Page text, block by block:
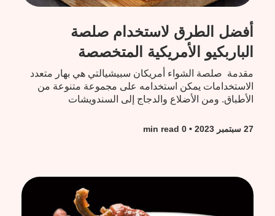
أفضل الطرق لاستخدام صلصة
الباربكيو الأمريكية المتخصصة
مقدمة صلصة الشواء أمريكان سبيشيالتي هي بهار متعدد
الاستخدامات يمكن استخدامه على مجموعة متنوعة من
الأطباق. ومن الأضلاع والدجاج إلى السندويشات
بالنكهة...
27 سبتمبر 2023 • 0 min read